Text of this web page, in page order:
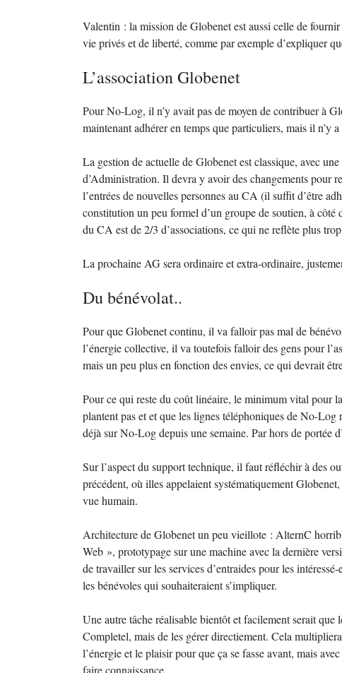
Valentin : la mission de Globenet est aussi celle de
vie privés et de liberté, comme par exemple d’expliquer
L’association Globenet
Pour No-Log, il n’y avait pas de moyen de contribuer à
maintenant adhérer en temps que particuliers, mais il n’y
La gestion de actuelle de Globenet est classique, avec
d’Administration. Il devra y avoir des changements pour
l’entrées de nouvelles personnes au CA (il suffit d’être
constitution un peu formel d’un groupe de soutien, à
du CA est de 2/3 d’associations, ce qui ne reflète plus
La prochaine AG sera ordinaire et extra-ordinaire,
Du bénévolat..
Pour que Globenet continu, il va falloir pas mal de
l’énergie collective, il va toutefois falloir des gens pour
mais un peu plus en fonction des envies, ce qui devrait
Pour ce qui reste du coût linéaire, le minimum vital pour
plantent pas et et que les lignes téléphoniques de No-
déjà sur No-Log depuis une semaine. Par hors de portée
Sur l’aspect du support technique, il faut réfléchir à des
précédent, où illes appelaient systématiquement
vue humain.
Architecture de Globenet un peu vieillote : AlternC
Web », prototypage sur une machine avec la dernière
de travailler sur les services d’entraides pour les
les bénévoles qui souhaiteraient s’impliquer.
Une autre tâche réalisable bientôt et facilement serait
Completel, mais de les gérer directiement. Cela
l’énergie et le plaisir pour que ça se fasse avant, mais
faire connaissance.